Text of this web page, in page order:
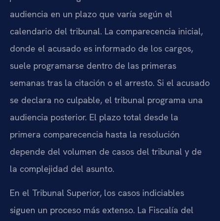
audiencia en un plazo que varía según el
calendario del tribunal. La comparecencia inicial,
donde el acusado es informado de los cargos,
suele programarse dentro de las primeras
semanas tras la citación o el arresto. Si el acusado
se declara no culpable, el tribunal programa una
audiencia posterior. El plazo total desde la
primera comparecencia hasta la resolución
depende del volumen de casos del tribunal y de
la complejidad del asunto.
En el Tribunal Superior, los casos indiciables
siguen un proceso más extenso. La Fiscalía del